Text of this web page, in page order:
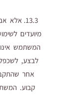
13.3.
מיועדים
המשתמש
לבצע,
אחר
קבוע.